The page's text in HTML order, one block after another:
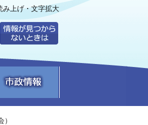
み上げ・文字拡大